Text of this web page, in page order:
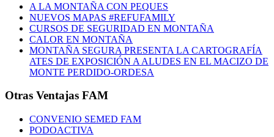
A LA MONTAÑA CON PEQUES
NUEVOS MAPAS #REFUFAMILY
CURSOS DE SEGURIDAD EN MONTAÑA
CALOR EN MONTAÑA
MONTAÑA SEGURA PRESENTA LA CARTOGRAFÍA
ATES DE EXPOSICIÓN A ALUDES EN EL MACIZO DE
MONTE PERDIDO-ORDESA
Otras Ventajas FAM
CONVENIO SEMED FAM
PODOACTIVA